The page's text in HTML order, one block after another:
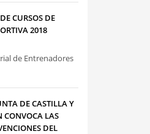
CURSOS DE
2018
de Entrenadores
DE CASTILLA Y
CONVOCA LAS
DEL